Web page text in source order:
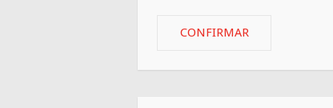
:)
CONFIRMAR